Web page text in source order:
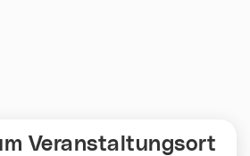
Veranstaltungsort